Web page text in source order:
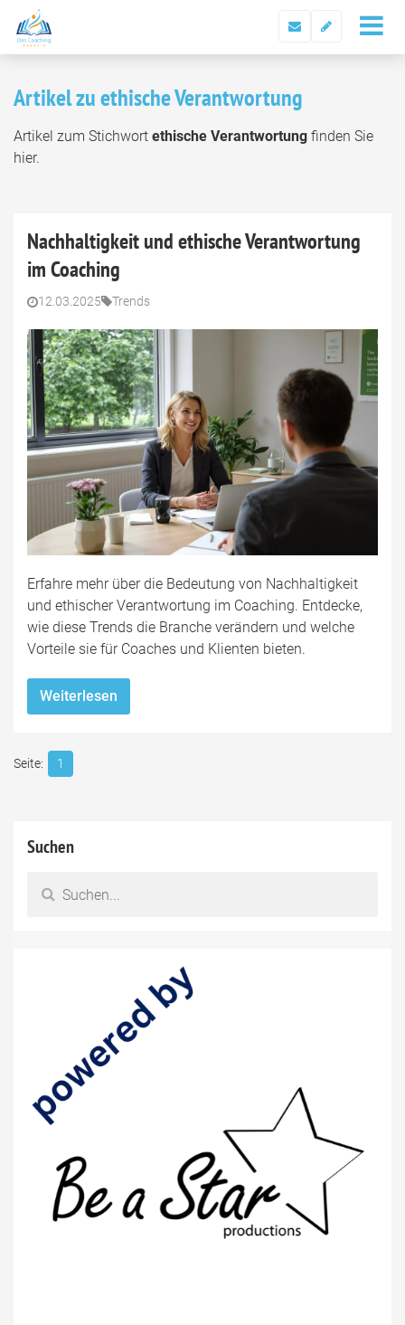
Artikel zu ethische Verantwortung
Artikel zum Stichwort ethische Verantwortung finden Sie
hier.
Nachhaltigkeit und ethische Verantwortung
im Coaching
12.03.2025 Trends
Erfahre mehr über die Bedeutung von Nachhaltigkeit
und ethischer Verantwortung im Coaching. Entdecke,
wie diese Trends die Branche verändern und welche
Vorteile sie für Coaches und Klienten bieten.
Weiterlesen
1
Suchen